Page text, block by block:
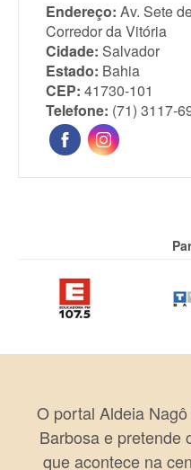
Endereço: Av. Sete
Corredor da Vitória
Cidade: Salvador
Estado: Bahia
CEP: 41730-101
Telefone: (71) 3117-
O portal Aldeia
Barbosa e pretende
que acontece na